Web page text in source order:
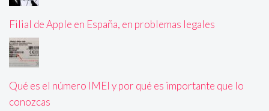
Filial de Apple en España, en problemas legales
Qué es el número IMEI y por qué es importante que lo
conozcas